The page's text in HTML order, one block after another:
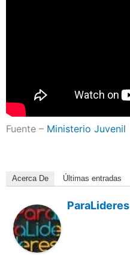
Fuente – Ministerio Juvenil
Acerca De Últimas entradas
ParaLideres